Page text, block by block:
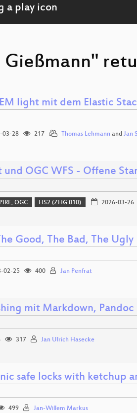
Gießmann"
light mit dem Elastic
03-28 217 Thomas Lehmann and Jan
und OGC WFS - Offene
OGC HS2 (ZHG 010) 2026-03-26
Good, The Bad, The Ugly
02-25 400 Jan Penfrat
mit Markdown, Pandoc
317 Jan Ulrich Hasecke
safe locks with ketchup
499 Jan-Willem Markus